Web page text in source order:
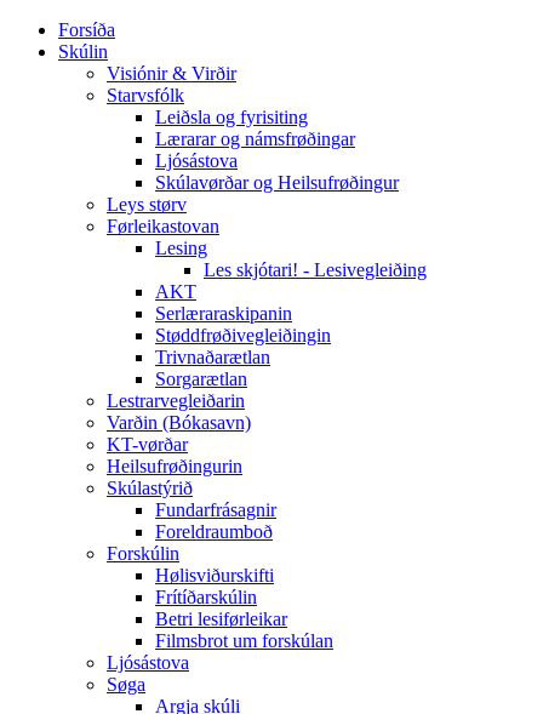
Forsíða
Skúlin
Visiónir & Virðir
Starvsfólk
Leiðsla og fyrisiting
Lærarar og námsfrøðingar
Ljósástova
Skúlavørðar og Heilsufrøðingur
Leys størv
Førleikastovan
Lesing
Les skjótari! - Lesivegleiðing
AKT
Serlæraraskipanin
Støddfrøðivegleiðingin
Trivnaðarætlan
Sorgarætlan
Lestrarvegleiðarin
Varðin (Bókasavn)
KT-vørðar
Heilsufrøðingurin
Skúlastýrið
Fundarfrásagnir
Foreldraumboð
Forskúlin
Hølisviðurskifti
Frítíðarskúlin
Betri lesiførleikar
Filmsbrot um forskúlan
Ljósástova
Søga
Argja skúli